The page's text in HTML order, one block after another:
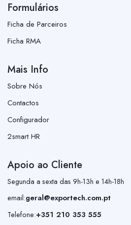
Formulários
Ficha de Parceiros
Ficha RMA
Mais Info
Sobre Nós
Contactos
Configurador
2smart HR
Apoio ao Cliente
Segunda a sexta das 9h-13h e 14h-18h
email:geral@exportech.com.pt
Telefone:+351 210 353 555